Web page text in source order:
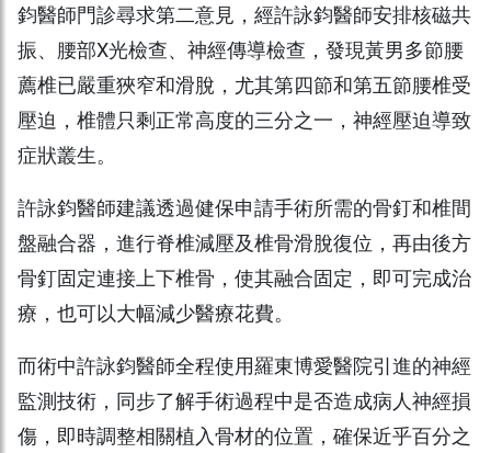
鈞醫師門診尋求第二意見，經許詠鈞醫師安排核磁共
振、腰部X光檢查、神經傳導檢查，發現黃男多節腰
薦椎已嚴重狹窄和滑脫，尤其第四節和第五節腰椎受
壓迫，椎體只剩正常高度的三分之一，神經壓迫導致
症狀叢生。
許詠鈞醫師建議透過健保申請手術所需的骨釘和椎間
盤融合器，進行脊椎減壓及椎骨滑脫復位，再由後方
骨釘固定連接上下椎骨，使其融合固定，即可完成治
療，也可以大幅減少醫療花費。
而術中許詠鈞醫師全程使用羅東博愛醫院引進的神經
監測技術，同步了解手術過程中是否造成病人神經損
傷，即時調整相關植入骨材的位置，確保近乎百分之